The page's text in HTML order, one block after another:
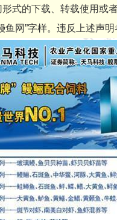
式的下载、转载使用或
鱼网”字样。违反上述声